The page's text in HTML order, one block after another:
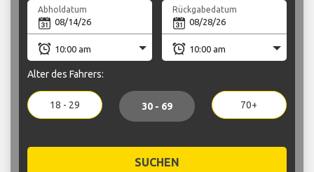
Abholdatum Rückgabedatum
Alter des Fahrers:
18 - 29 30 - 69 70+
SUCHEN